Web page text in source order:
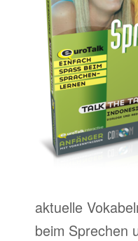
aktuelle
beim Sprechen